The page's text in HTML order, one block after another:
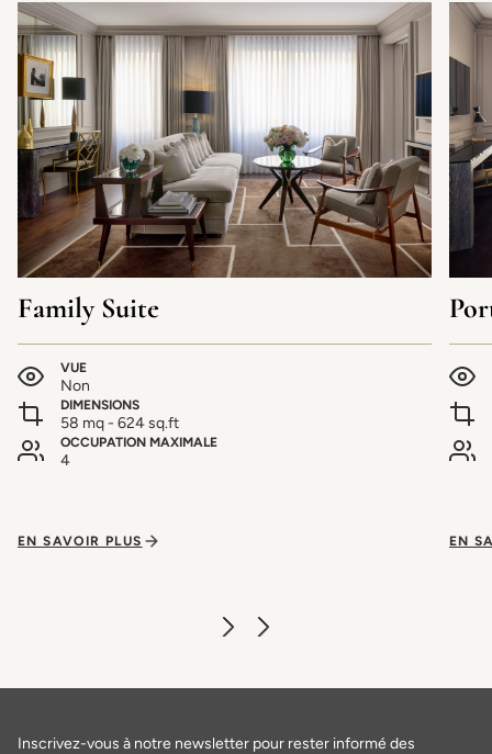
Family Suite
VUE
Non
DIMENSIONS
58 mq - 624 sq.ft
OCCUPATION MAXIMALE
4
EN SAVOIR PLUS EN
Inscrivez-vous à notre newsletter pour rester informé des